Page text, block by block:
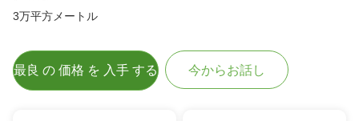
3万平方メートル
最良 の 価格 を 入手 する 今からお話し